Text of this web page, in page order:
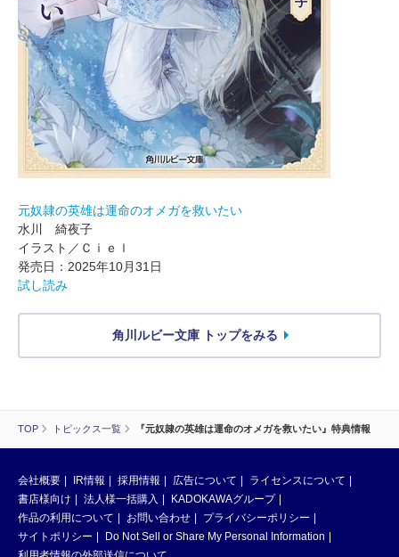
TOP トピックス一覧 『元奴隷の英雄は運命のオメガを救いたい』特典情報
元奴隷の英雄は運命のオメガを救いたい
水川 綺夜子
イラスト／Ｃｉｅｌ
発売日：2025年10月31日
試し読み
角川ルビー文庫 トップをみる
会社概要 IR情報 採用情報 広告について
ライセンスについて
書店様向け
法人様一括購入
KADOKAWAグループ
作品の利用について
お問い合わせ
プライバシーポリシー
サイトポリシー
Do Not Sell or Share My Personal Information